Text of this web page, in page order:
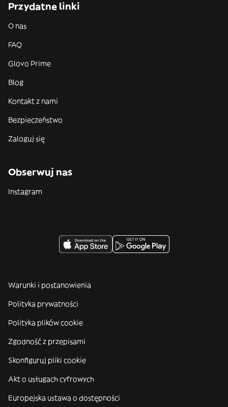
Przydatne linki
O nas
FAQ
Glovo Prime
Blog
Kontakt z nami
Bezpieczeństwo
Zaloguj się
Obserwuj nas
Instagram
Warunki i postanowienia
Polityka prywatności
Polityka plików cookie
Zgodność z przepisami
Skonfiguruj pliki cookie
Akt o usługach cyfrowych
Europejska ustawa o dostępności